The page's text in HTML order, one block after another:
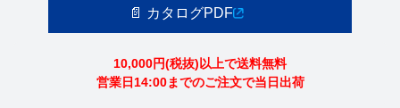
📄 カタログPDF
10,000円(税抜)以上で送料無料
営業日14:00までのご注文で当日出荷